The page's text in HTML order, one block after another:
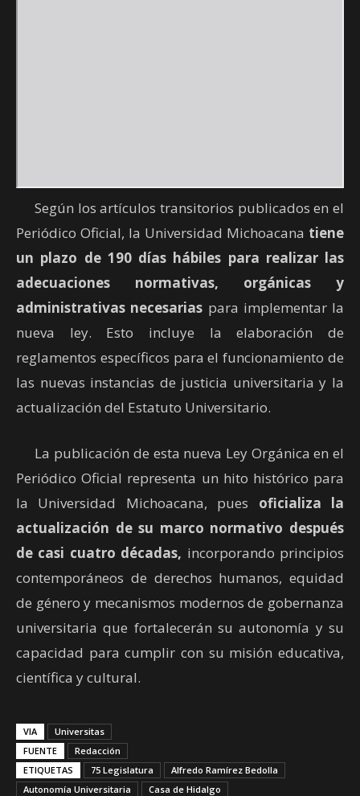
Según los artículos transitorios publicados en el
Periódico Oficial, la Universidad Michoacana tiene
un plazo de 190 días hábiles para realizar las
adecuaciones normativas, orgánicas y
administrativas necesarias para implementar la
nueva ley. Esto incluye la elaboración de
reglamentos específicos para el funcionamiento de
las nuevas instancias de justicia universitaria y la
actualización del Estatuto Universitario.
La publicación de esta nueva Ley Orgánica en el
Periódico Oficial representa un hito histórico para
la Universidad Michoacana, pues oficializa la
actualización de su marco normativo después
de casi cuatro décadas, incorporando principios
contemporáneos de derechos humanos, equidad
de género y mecanismos modernos de gobernanza
universitaria que fortalecerán su autonomía y su
capacidad para cumplir con su misión educativa,
científica y cultural.
VIA
Universitas
FUENTE
Redacción
ETIQUETAS
75 Legislatura
Alfredo Ramírez Bedolla
Autonomía Universitaria
Casa de Hidalgo